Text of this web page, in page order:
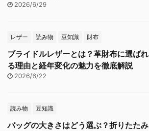
2026/6/29
レザー 読み物 豆知識 財布
ブライドルレザーとは？革財布に選ばれ
る理由と経年変化の魅力を徹底解説
2026/6/22
読み物 豆知識
バッグの大きさはどう選ぶ？折りたたみ